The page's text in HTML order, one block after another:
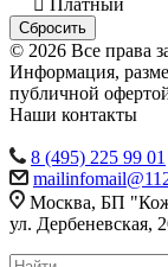
Сбросить
© 2026 Все права
Информация,
публичной
Наши контакты
8 (495) 225 99 01
mailinfomail@
Москва, БП
ул. Дербеневская,